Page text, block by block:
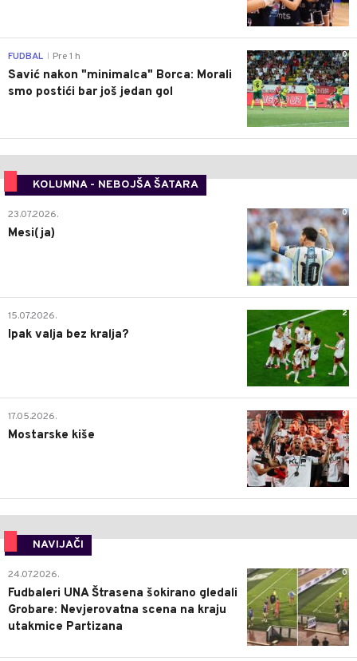
0
FUDBAL Pre 1 h
Savić nakon "minimalca" Borca: Morali
smo postići bar još jedan gol
KOLUMNA - NEBOJŠA ŠATARA
0
23.07.2026.
Mesi(ja)
2
15.07.2026.
Ipak valja bez kralja?
0
17.05.2026.
Mostarske kiše
NAVIJAČI
0
24.07.2026.
Fudbaleri UNA Štrasena šokirano gledali
Grobare: Nevjerovatna scena na kraju
utakmice Partizana